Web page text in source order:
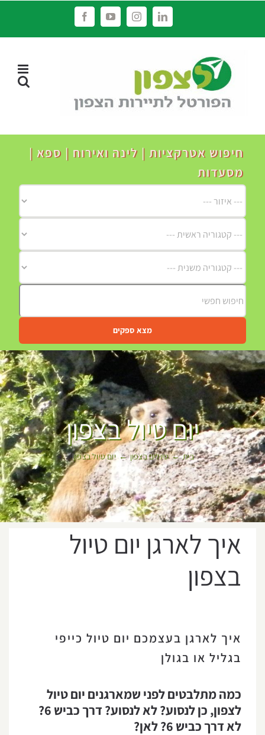
LinkedIn
Instagram
YouTube
Facebook
חיפוש אטרקציות | לינה ואירוח | ספא |
מסעדות
מצא ספקים
יום טיול בצפון
בית טיולים בצפון יום טיול בצפון
איך לארגן יום טיול
בצפון
איך לארגן בעצמכם יום טיול כייפי
בגליל או בגולן
כמה מתלבטים לפני שמארגנים יוםטיול
לצפון
, כן לנסוע? לא לנסוע? דרך כביש 6?
לא דרך כביש 6? לאן?